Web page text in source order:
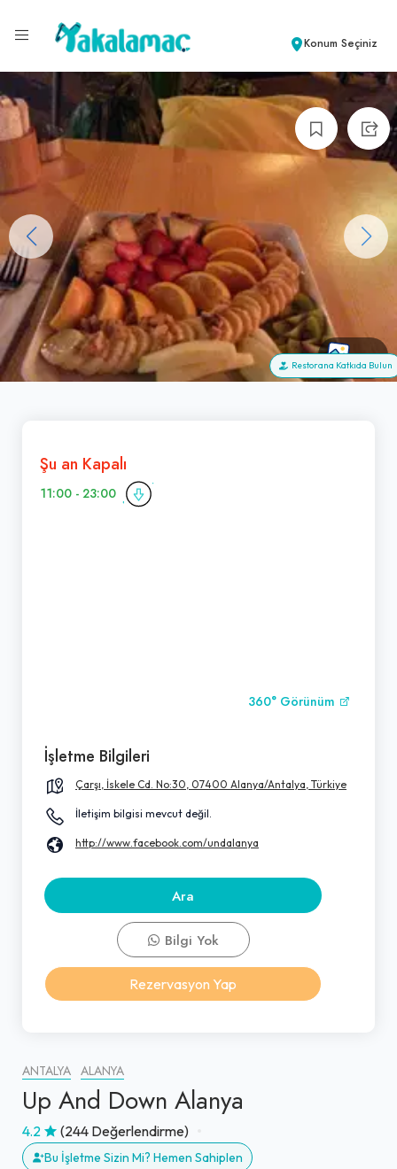
Konum Seçiniz
+61
Restorana Katkıda Bulun
ANTALYA ALANYA
Up And Down Alanya
4.2 (244 Değerlendirme)
Bu İşletme Sizin Mi? Hemen Sahiplen
Şu an Kapalı
11:00 - 23:00
360° Görünüm
İşletme Bilgileri
Çarşı, İskele Cd. No:30, 07400 Alanya/Antalya, Türkiye
İletişim bilgisi mevcut değil.
http://www.facebook.com/undalanya
Ara
Bilgi Yok
Rezervasyon Yap